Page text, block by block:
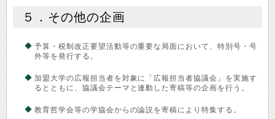
５．その他の企画
予算・税制改正要望活動等の重要な局面において、特別号・号
外等を発行する。
加盟大学の広報担当者を対象に「広報担当者協議会」を実施す
るとともに、協議会テーマと連動した寄稿等の企画を行う。
教育哲学会等の学協会からの論説を寄稿により特集する。